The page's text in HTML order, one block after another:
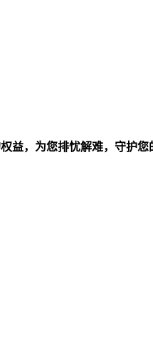
益，为您排忧解难，守护